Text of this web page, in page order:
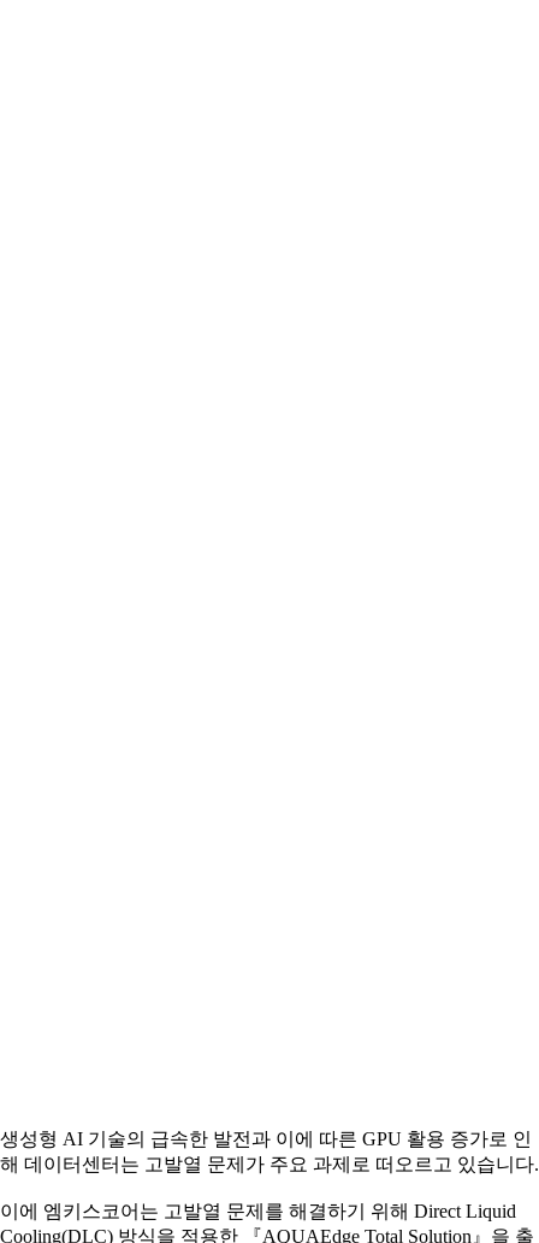
생성형 AI 기술의 급속한 발전과 이에 따른 GPU 활용 증가로 인
해 데이터센터는 고발열 문제가 주요 과제로 떠오르고 있습니다.
이에 엠키스코어는 고발열 문제를 해결하기 위해 Direct Liquid
Cooling(DLC) 방식을 적용한 『AQUAEdge Total Solution』을 출